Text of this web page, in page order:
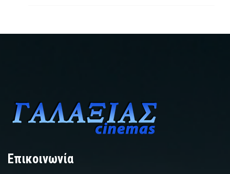
Επικοινωνία